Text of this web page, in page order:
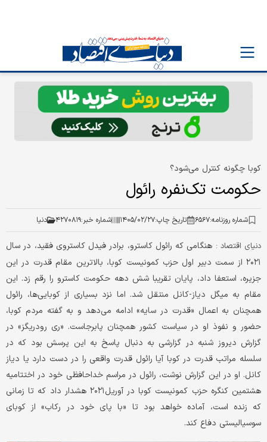
کوبا چگونه کنترل می‌شود؟
حکومت تک‌نفره رائول
شماره روزنامه:۶۵۶۷ تاریخ چاپ:۱۴۰۵/۰۲/۲۷ شماره خبر:۴۲۷۰۸۱۹ دنیا
دنیای اقتصاد : هنگامی که رائول کاسترو، برادر فیدل کاستروی فقید، در سال
۲۰۲۱ از سمت دبیر اول حزب کمونیست کوبا، بالاترین مقام قدرت در این
جزیره، استعفا داد، پایان تقریبا شش دهه حکومت کاسترو را رقم زد. این
مقام به میگل دیاز-کانل منتقل شد. اما نزد بسیاری از کوبایی‌ها، رائول
همچنان به اعمال «قدرت در سایه» ادامه می‌دهد و به گفته مردم کوبا،
حضور و نفوذ او در سیاست کشور همچنان پابرجاست. «ری رودریگز» در
گزارش دیروز شنبه در گزارشی به دنبال پاسخ به این پرسش بود که در
سلسله مراتب قدرت در کوبا آیا رائول قدرت واقعی را در دست دارد یا دیاز
کانل. او در این گزارش نوشت، رائول در مراسم خداحافظی خود در اختتامیه
هشتمین کنگره حزب کمونیست کوبا در آوریل۲۰۲۱ هشدار داد که تا زمانی
که زنده است، آماده خواهد بود تا «با پای خود در رکاب» از کوبای
سوسیالیستی دفاع کند.